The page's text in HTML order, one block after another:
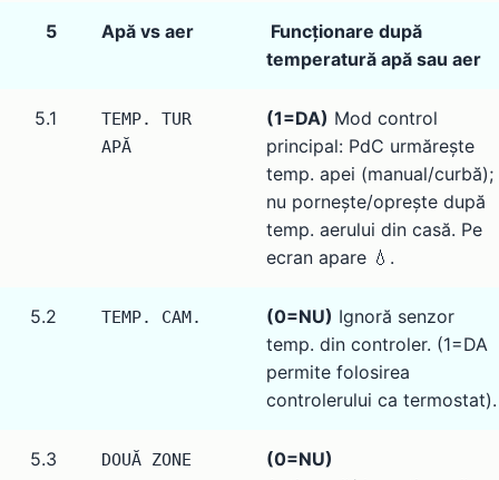
5 Apă vs aer
Funcționare după
temperatură apă sau aer
5.1
TEMP. TUR
APĂ
(1=DA) Mod control
principal: PdC urmărește
temp. apei (manual/curbă);
nu pornește/oprește după
temp. aerului din casă. Pe
ecran apare 💧.
5.2 TEMP. CAM. (0=NU) Ignoră senzor
temp. din controler. (1=DA
permite folosirea
controlerului ca termostat).
5.3 DOUĂ ZONE
(0=NU)